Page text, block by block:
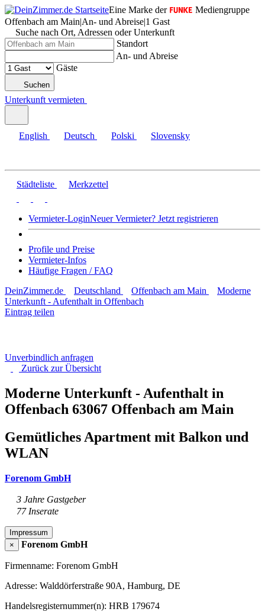
Eine Marke der
Mediengruppe
Offenbach am Main|An- und Abreise|1 Gast
Suche nach Ort, Adressen oder Unterkunft
Standort
An- und Abreise
Gäste
Suchen
Unterkunft vermieten
English Deutsch Polski Slovensky
Städteliste Merkzettel
Vermieter-LoginNeuer Vermieter? Jetzt registrieren
Profile und Preise
Vermieter-Infos
Häufige Fragen / FAQ
DeinZimmer.de
Deutschland Offenbach am Main
Moderne
Unterkunft - Aufenthalt in Offenbach
Eintrag teilen
Unverbindlich anfragen
Zurück zurÜbersicht
Moderne Unterkunft - Aufenthalt in
Offenbach 63067 Offenbach am Main
Gemütliches Apartment mit Balkon und
WLAN
Forenom GmbH
3 Jahre Gastgeber
77 Inserate
Impressum
×
Forenom GmbH
Firmenname: Forenom GmbH
Adresse: Walddörferstraße 90A, Hamburg, DE
Handelsregisternummer(n): HRB 179674